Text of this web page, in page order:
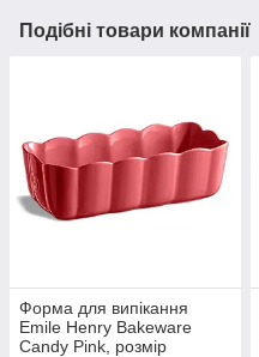
Подібні товари компанії
Форма для випікання
Emile Henry Bakeware
Candy Pink, розмір